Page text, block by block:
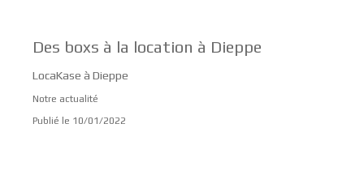
Des boxs à la location à Dieppe
LocaKase à Dieppe
Notre actualité
Publié le 10/01/2022